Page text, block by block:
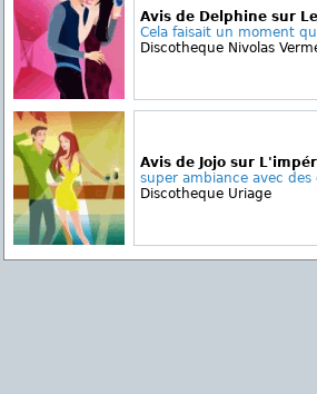
Avis de Delphine sur
Cela faisait un moment
Discotheque Nivolas
Avis de Jojo sur
super ambiance avec
Discotheque Uriage